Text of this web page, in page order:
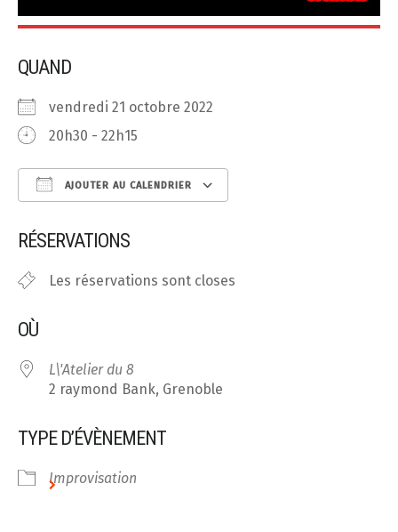
QUAND
vendredi 21 octobre 2022
20h30 - 22h15
AJOUTER AU CALENDRIER
RÉSERVATIONS
Les réservations sont closes
OÙ
L\'Atelier du 8
2 raymond Bank, Grenoble
TYPE D’ÉVÈNEMENT
Improvisation